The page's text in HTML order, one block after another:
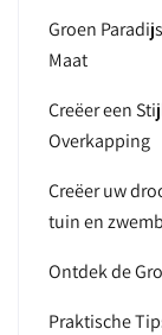
Groen
Maat
Creëer een
Overkapping
Creëer uw
tuin en
Ontdek de
Praktische